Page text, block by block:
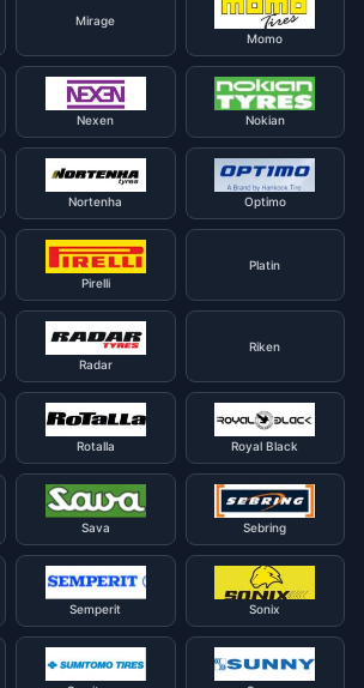
Mirage
Momo
Nexen Nokian
Nortenha
Optimo
Pirelli
Platin
Radar
Riken
Rotalla Royal Black
Sava Sebring
Semperit
Sonix